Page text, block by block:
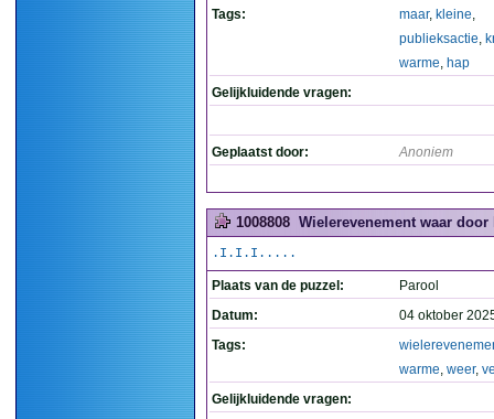
Tags:
maar, kleine,
publieksactie,
warme, hap
Gelijkluidende vragen:
Geplaatst door: Anoniem
1008808 Wielerevenement waar
.I.I.I.....
Plaats van de puzzel:
Parool
Datum:
04 oktober
Tags:
warme, weer,
Gelijkluidende vragen: